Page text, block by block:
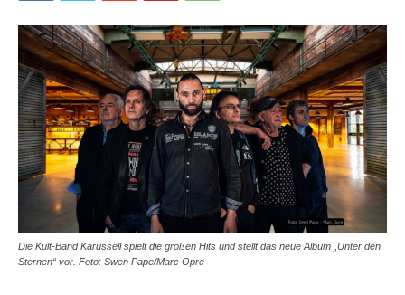
Die Kult-Band Karussell spielt die großen Hits und stellt das neue Album „Unter den
Sternen“ vor. Foto: Swen Pape/Marc Opre